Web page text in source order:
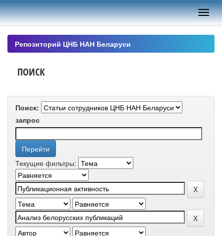
Skip
navigation
Репозиторий ЦНБ НАН Беларуси
ПОИСК
Поиск:
запрос
Текущие фильтры: